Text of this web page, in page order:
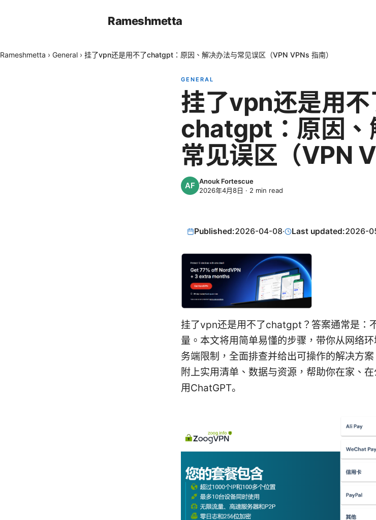
Rameshmetta
Rameshmetta › General › 挂了vpn还是用不了chatgpt：原因、解决办法与常见误区（VPN VPNs 指南）
GENERAL
挂了vpn还是用不
chatgpt：原因、
常见误区（VPN
Anouk Fortescue
2026年4月8日 · 2 min read
Published:2026-04-08· Last updated:2026-
挂了vpn还是用不了chatgpt？答案通常是：
量。本文将用简单易懂的步骤，带你从网络
务端限制，全面排查并给出可操作的解决方
附上实用清单、数据与资源，帮助你在家、
用ChatGPT。